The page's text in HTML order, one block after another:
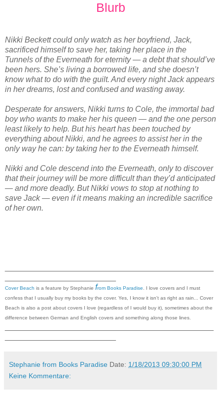
Blurb
Nikki Beckett could only watch as her boyfriend, Jack,
sacrificed himself to save her, taking her place in the
Tunnels of the Everneath for eternity — a debt that should’ve
been hers. She’s living a borrowed life, and she doesn’t
know what to do with the guilt. And every night Jack appears
in her dreams, lost and confused and wasting away.
Desperate for answers, Nikki turns to Cole, the immortal bad
boy who wants to make her his queen — and the one person
least likely to help. But his heart has been touched by
everything about Nikki, and he agrees to assist her in the
only way he can: by taking her to the Everneath himself.
Nikki and Cole descend into the Everneath, only to discover
that their journey will be more difficult than they’d anticipated
— and more deadly. But Nikki vows to stop at nothing to
save Jack — even if it means making an incredible sacrifice
of her own.
Cover Beach is a feature by Stephanie from Books Paradise . I love covers and I must
confess that I usually buy my books by the cover. Yes, I know it isn't as right as rain... Cover
Beach is also a post about covers I love (regardless of I would buy it), sometimes about the
difference between German and English covers and something along those lines.
Stephanie from Books Paradise Date: 1/18/2013 09:30:00 PM
Keine Kommentare: